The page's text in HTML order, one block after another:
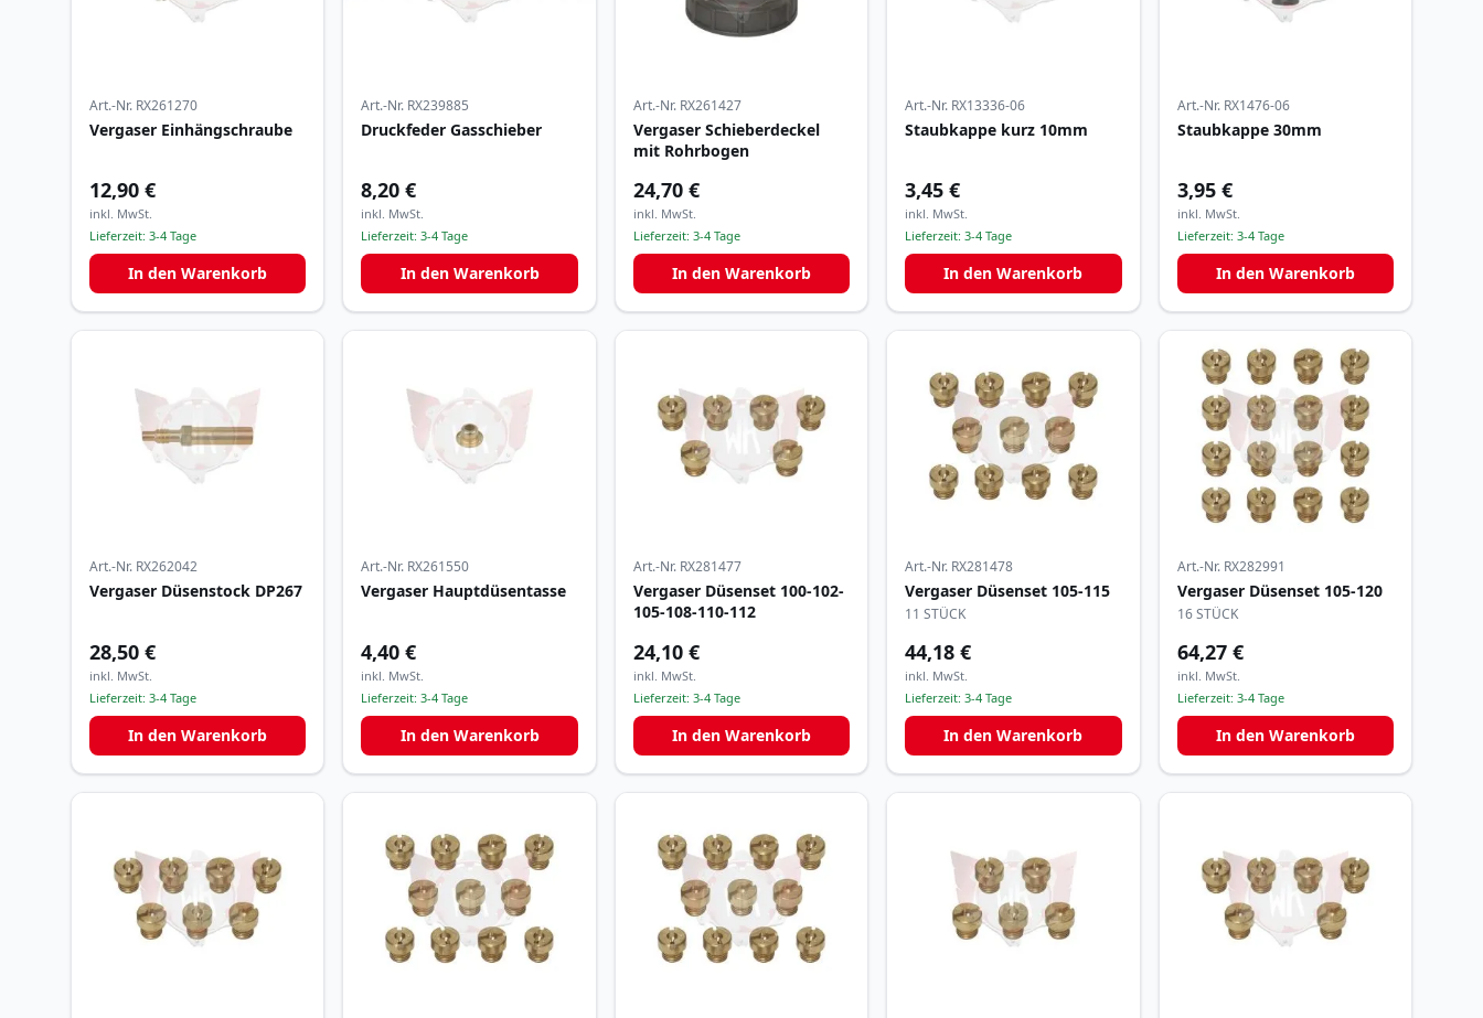
Art.-Nr. RX261270
Vergaser Einhängschraube
12,90 €
inkl. MwSt.
Lieferzeit: 3-4 Tage
In den Warenkorb
Art.-Nr. RX239885
Druckfeder Gasschieber
8,20 €
inkl. MwSt.
Lieferzeit:3-4 Tage
In den Warenkorb
Art.-Nr. RX261427
Vergaser Schieberdeckel
mit Rohrbogen
24,70 €
inkl. MwSt.
Lieferzeit: 3-4 Tage
In den Warenkorb
Art.-Nr. RX13336-06
Staubkappe kurz 10mm
3,45 €
inkl. MwSt.
Lieferzeit:3-4 Tage
In den Warenkorb
Art.-Nr. RX1476-06
Staubkappe 30mm
3,95 €
inkl. MwSt.
Lieferzeit: 3-4 Tage
In den Warenkorb
Art.-Nr. RX262042
Vergaser Düsenstock DP267
28,50 €
inkl. MwSt.
Lieferzeit: 3-4 Tage
In den Warenkorb
Art.-Nr. RX261550
Vergaser Hauptdüsentasse
4,40 €
inkl. MwSt.
Lieferzeit:3-4 Tage
In den Warenkorb
Art.-Nr. RX281477
Vergaser Düsenset 100-102-
105-108-110-112
24,10 €
inkl. MwSt.
Lieferzeit: 3-4 Tage
In den Warenkorb
Art.-Nr. RX281478
Vergaser Düsenset 105-115
11 STÜCK
44,18 €
inkl. MwSt.
Lieferzeit:3-4 Tage
In den Warenkorb
Art.-Nr. RX282991
Vergaser Düsenset 105-120
16 STÜCK
64,27 €
inkl. MwSt.
Lieferzeit: 3-4 Tage
In den Warenkorb